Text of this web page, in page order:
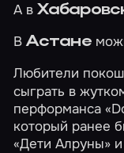
А в
ВАстане
Любители
сыграть в
перформанса
который ранее
«Дети Алруны»